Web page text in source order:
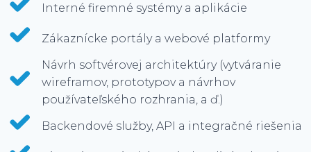
Interné firemné systémy a aplikácie
Zákaznícke portály a webové platformy
Návrh softvérovej architektúry (vytváranie
wireframov, prototypov a návrhov
používateľského rozhrania, a ď.)
Backendové služby, API a integračné riešenia